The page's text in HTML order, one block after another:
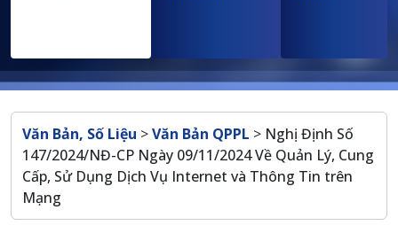
Breadcrumb
Văn Bản, Số Liệu >Văn Bản QPPL > Nghị Định Số
147/2024/NĐ-CP Ngày 09/11/2024 Về Quản Lý, Cung
Cấp, Sử Dụng Dịch Vụ Internet và Thông Tin trên
Mạng